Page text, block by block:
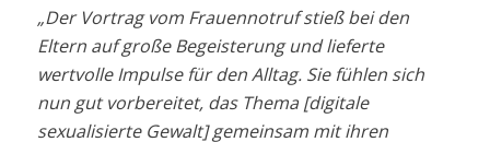
„Der Vortrag vom Frauennotruf stieß bei den
Eltern auf große Begeisterung und lieferte
wertvolle Impulse für den Alltag. Sie fühlen sich
nun gut vorbereitet, das Thema [digitale
sexualisierte Gewalt] gemeinsam mit ihren